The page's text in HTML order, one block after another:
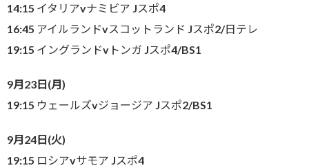
14:15 イタリアvナミビア Jスポ4
16:45 アイルランドvスコットランド Jスポ2/日テレ
19:15 イングランドvトンガ Jスポ4/BS1
9月23日(月)
19:15 ウェールズvジョージア Jスポ2/BS1
9月24日(火)
19:15 ロシアvサモア Jスポ4